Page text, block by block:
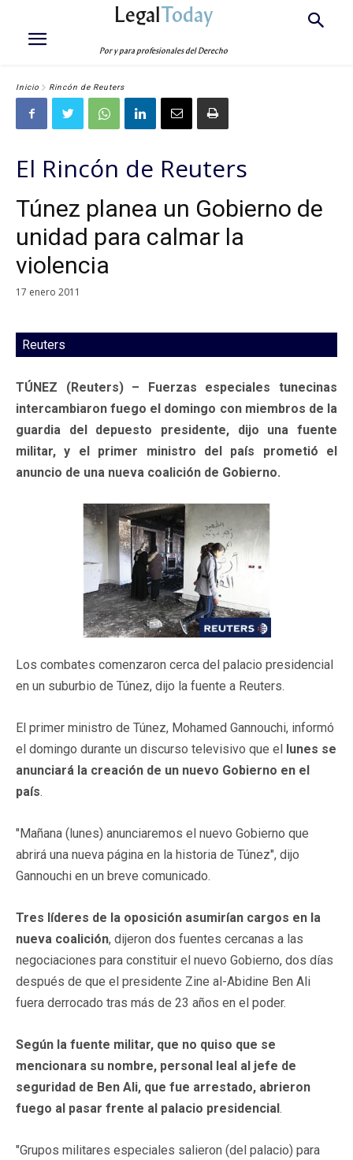
LegalToday
Por y para profesionales del Derecho
Inicio Rincón de Reuters
El Rincón de Reuters
Túnez planea un Gobierno de
unidad para calmar la
violencia
17 enero 2011
Reuters
TÚNEZ (Reuters) – Fuerzas especiales tunecinas
intercambiaron fuego el domingo con miembros de la
guardia del depuesto presidente, dijo una fuente
militar, y el primer ministro del país prometió el
anuncio de una nueva coalición de Gobierno.
Los combates comenzaron cerca del palacio presidencial
en un suburbio de Túnez, dijo la fuente a Reuters.
El primer ministro de Túnez, Mohamed Gannouchi, informó
el domingo durante un discurso televisivo que el lunes se
anunciará la creación de un nuevo Gobierno en el
país.
"Mañana (lunes) anunciaremos el nuevo Gobierno que
abrirá una nueva página en la historia de Túnez", dijo
Gannouchi en un breve comunicado.
Tres líderes de la oposición asumirían cargos en la
nueva coalición, dijeron dos fuentes cercanas a las
negociaciones para constituir el nuevo Gobierno, dos días
después de que el presidente Zine al-Abidine Ben Ali
fuera derrocado tras más de 23 años en el poder.
Según la fuente militar, que no quiso que se
mencionara su nombre, personal leal al jefe de
seguridad de Ben Ali, que fue arrestado, abrieron
fuego al pasar frente al palacio presidencial.
"Grupos militares especiales salieron (del palacio) para